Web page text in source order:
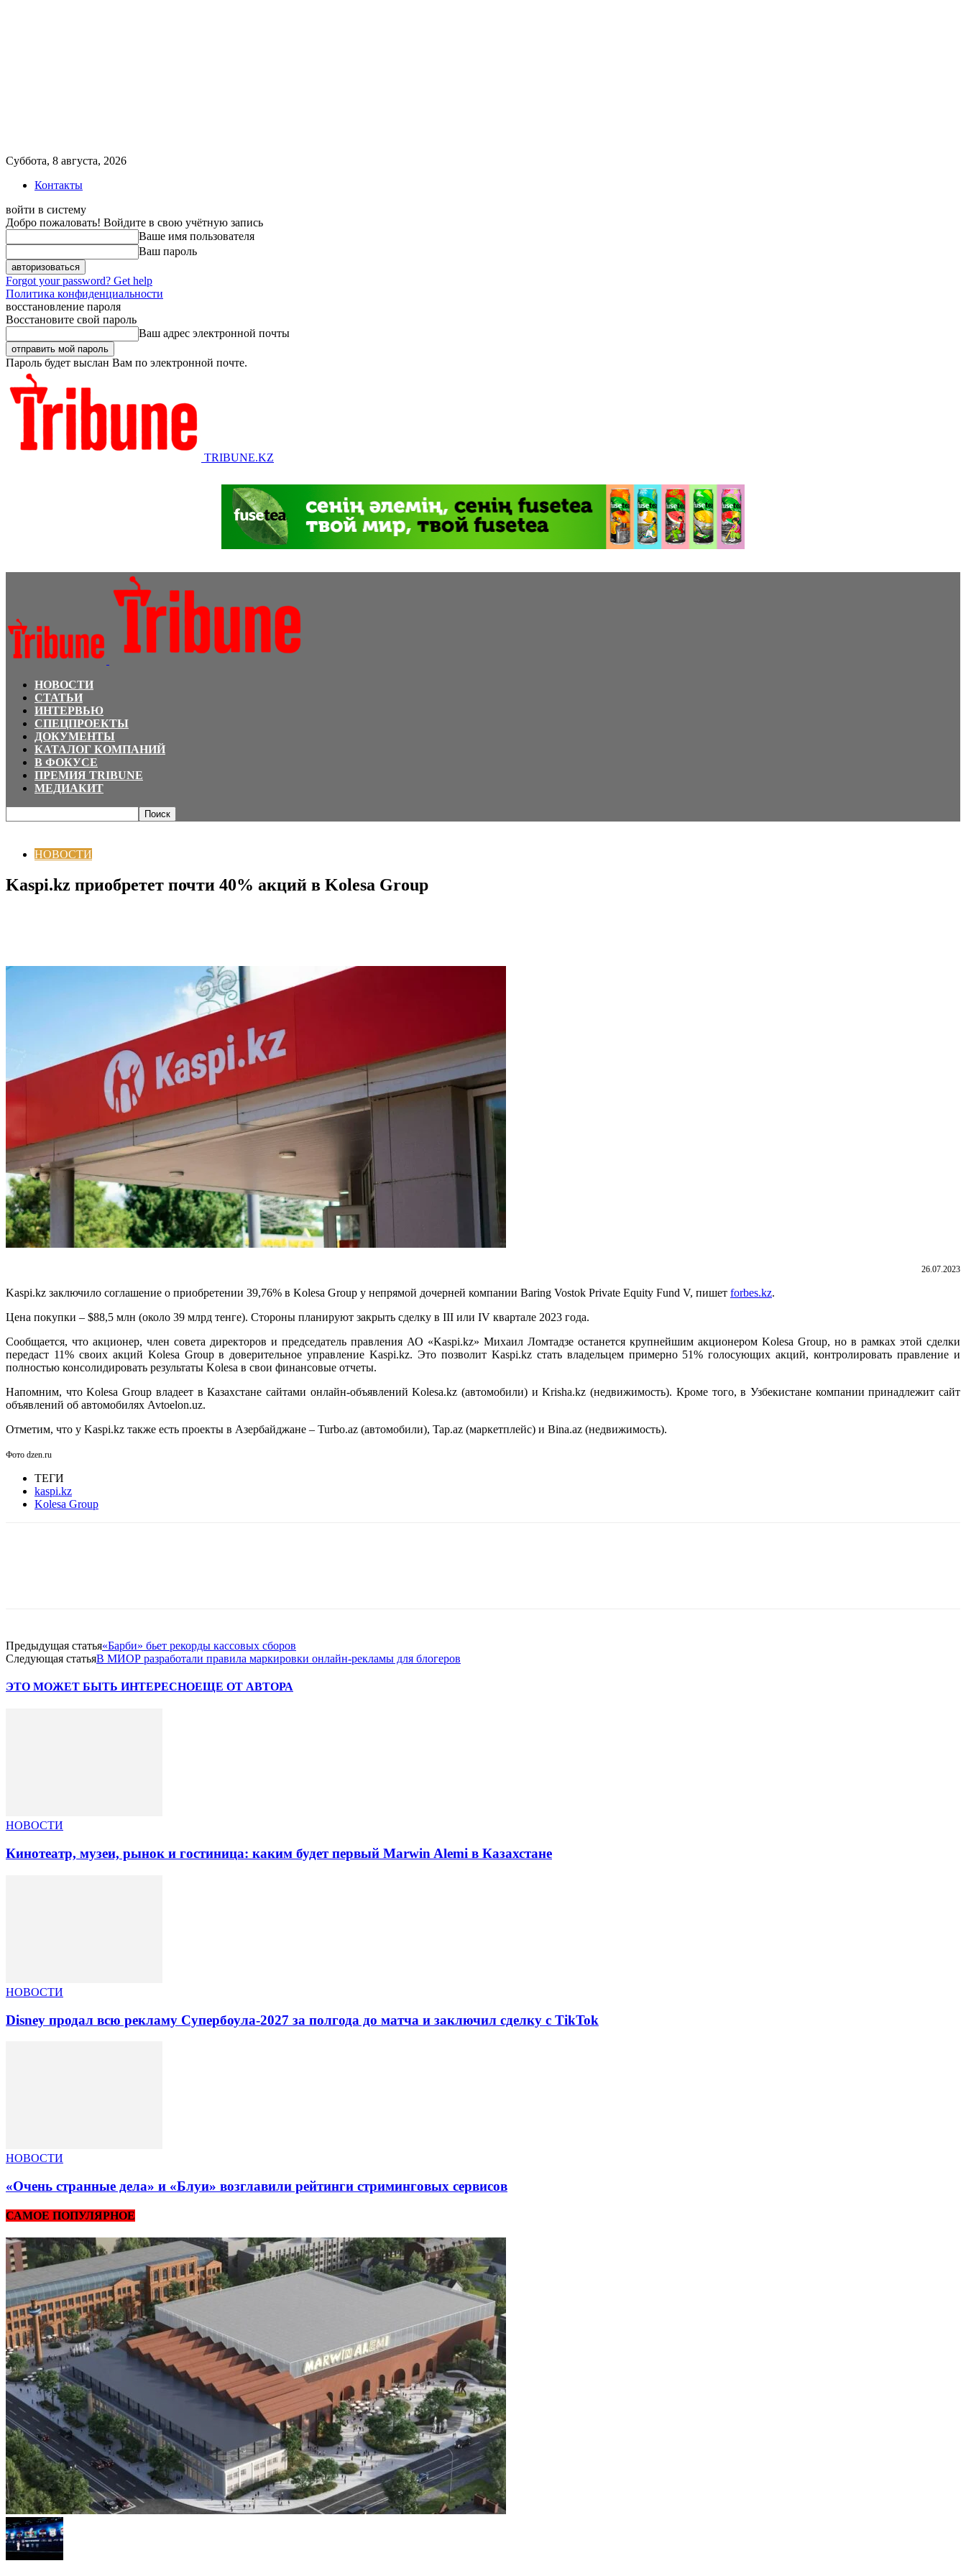
Суббота, 8 августа, 2026
Контакты
войти в систему
Добро пожаловать! Войдите в свою учётную запись
Ваше имя пользователя
Ваш пароль
Forgot your password? Get help
Политика конфиденциальности
восстановление пароля
Восстановите свой пароль
Ваш адрес электронной почты
Пароль будет выслан Вам по электронной почте.
TRIBUNE.KZ
НОВОСТИ
СТАТЬИ
ИНТЕРВЬЮ
СПЕЦПРОЕКТЫ
ДОКУМЕНТЫ
КАТАЛОГ КОМПАНИЙ
В ФОКУСЕ
ПРЕМИЯ TRIBUNE
МЕДИАКИТ
НОВОСТИ
Kaspi.kz приобретет почти 40% акций в Kolesa Group
26.07.2023
Kaspi.kz заключило соглашение о приобретении 39,76% в Kolesa Group у непрямой дочерней компании Baring Vostok Private Equity Fund V, пишет forbes.kz.
Цена покупки – $88,5 млн (около 39 млрд тенге). Стороны планируют закрыть сделку в III или IV квартале 2023 года.
Сообщается, что акционер, член совета директоров и председатель правления АО «Kaspi.kz» Михаил Ломтадзе останется крупнейшим акционером Kolesa Group, но в рамках этой сделки
передаст 11% своих акций Kolesa Group в доверительное управление Kaspi.kz. Это позволит Kaspi.kz стать владельцем примерно 51% голосующих акций, контролировать правление и
полностью консолидировать результаты Kolesa в свои финансовые отчеты.
Напомним, что Kolesa Group владеет в Казахстане сайтами онлайн-объявлений Kolesa.kz (автомобили) и Krisha.kz (недвижимость). Кроме того, в Узбекистане компании принадлежит сайт
объявлений об автомобилях Avtoelon.uz.
Отметим, что у Kaspi.kz также есть проекты в Азербайджане – Turbo.az (автомобили), Tap.az (маркетплейс) и Bina.az (недвижимость).
Фото dzen.ru
ТЕГИ
kaspi.kz
Kolesa Group
Предыдущая статья«Барби» бьет рекорды кассовых сборов
Следующая статьяВ МИОР разработали правила маркировки онлайн-рекламы для блогеров
ЭТО МОЖЕТ БЫТЬ ИНТЕРЕСНОЕЩЕ ОТ АВТОРА
НОВОСТИ
Кинотеатр, музеи, рынок и гостиница: каким будет первый Marwin Alemi в Казахстане
НОВОСТИ
Disney продал всю рекламу Супербоула-2027 за полгода до матча и заключил сделку с TikTok
НОВОСТИ
«Очень странные дела» и «Блуи» возглавили рейтинги стриминговых сервисов
САМОЕ ПОПУЛЯРНОЕ